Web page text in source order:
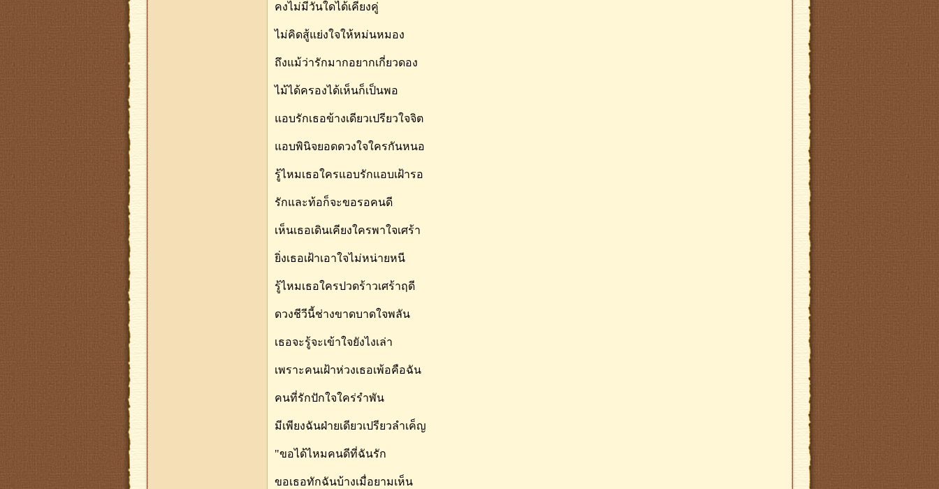
คงไม่มีวันใดได้เคียงคู่
ไม่คิดสู้แย่งใจให้หม่นหมอง
ถึงแม้ว่ารักมากอยากเกี่ยวดอง
ไม้ได้ครองได้เห็นก็เป็นพอ
แอบรักเธอข้างเดียวเปรียวใจจิต
แอบพินิจยอดดวงใจใครกันหนอ
รู้ไหมเธอใครแอบรักแอบเฝ้ารอ
รักและท้อก็จะขอรอคนดี
เห็นเธอเดินเคียงใครพาใจเศร้า
ยิ่งเธอเฝ้าเอาใจไม่หน่ายหนี
รู้ไหมเธอใครปวดร้าวเศร้าฤดี
ดวงชีวีนี้ช่างขาดบาดใจพลัน
เธอจะรู้จะเข้าใจยังไงเล่า
เพราะคนเฝ้าห่วงเธอเพ้อคือฉัน
คนที่รักปักใจใคร่รำพัน
มีเพียงฉันฝ่ายเดียวเปรียวลำเค็ญ
"ขอได้ไหมคนดีที่ฉันรัก
ขอเธอทักฉันบ้างเมื่อยามเห็น